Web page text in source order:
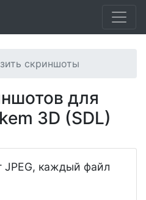
скриншоты
для
3D (SDL)
каждый файл